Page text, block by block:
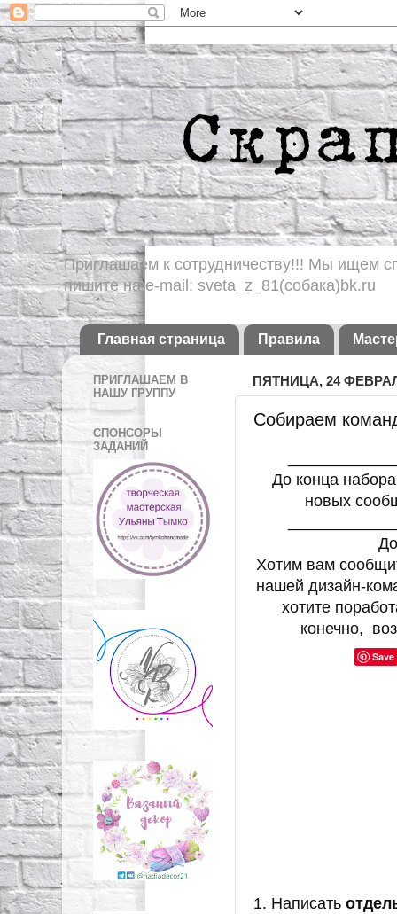
Приглашаем к сотрудничеству!!! Мы ищем
пишите на e-mail: sveta_z_81(собака)bk.ru
Главная страница Правила
ПЯТНИЦА, 24
Собираем
До конца
новых
Хотим вам
нашей дизайн-
хотите
конечно,
1. Написать
ПРИГЛАШАЕМ В
НАШУ ГРУППУ
СПОНСОРЫ
ЗАДАНИЙ
Save